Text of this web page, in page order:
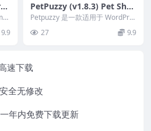
9.9
PetPuzzy (v1.8.3) Pet Sho
p WooCommerce Theme
Petpuzzy 是一款适用于 WordPre
ss 的响应式宠物店 WooCom...
27 9.9
速下载
全无修改
内免费下载更新